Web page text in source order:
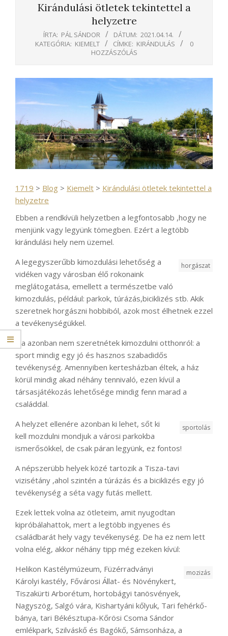
Kirándulási ötletek tekintettel a
helyzetre
ÍRTA: PÁL SÁNDOR DÁTUM: 2021.04.14.
KATEGÓRIA: KIEMELT CÍMKE: KIRÁNDULÁS
0
HOZZÁSZÓLÁS
1719 > Blog > Kiemelt > Kirándulási ötletek tekintettel a
helyzetre
Ebben a rendkívüli helyzetben a legfontosabb ,hogy ne
menjünk vagy legyünk tömegben. Ezért a legtöbb
kirándulási hely nem üzemel.
horgászat
A legegyszerűbb kimozdulási lehetőség a
vidéken vagy városban élő rokonaink
meglátogatása, emellett a természetbe való
kimozdulás, például: parkok, túrázás,biciklizés stb. Akik
szeretnek horgászni hobbiból, azok most élhetnek ezzel
a tevékenységükkel.
Ha azonban nem szeretnétek kimozdulni otthonról: a
sport mindig egy jó és hasznos szabadidős
tevékenység. Amennyiben kertesházban éltek, a ház
körül mindig akad néhány tennivaló, ezen kívül a
társasjátékozás lehetősége mindig fenn marad a
családdal.
sportolás
A helyzet ellenére azonban ki lehet, sőt ki
kell mozdulni mondjuk a városi parkokba
ismerősökkel, de csak páran legyünk, ez fontos!
A népszerübb helyek közé tartozik a Tisza-tavi
vizisétány ,ahol szintén a túrázás és a biciklizés egy jó
tevékenység a séta vagy futás mellett.
Ezek lettek volna az ötleteim, amit nyugodtan
kipróbálahattok, mert a legtöbb ingyenes és
családbarát hely vagy tevékenység. De ha ez nem lett
volna elég, akkor néhány tipp még ezeken kívül:
mozizás
Helikon Kastélymúzeum, Füzérradványi
Károlyi kastély, Fővárosi Állat- és Növénykert,
Tiszakürti Arborétum, hortobágyi tanösvények,
Nagyszög, Salgó vára, Kishartyáni kőlyuk, Tari fehérkő-
bánya, tari Békésztupa-Kőrösi Csoma Sándor
emlékpark, Szilváskő és Bagókő, Sámsonháza, a